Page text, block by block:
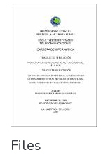
Files